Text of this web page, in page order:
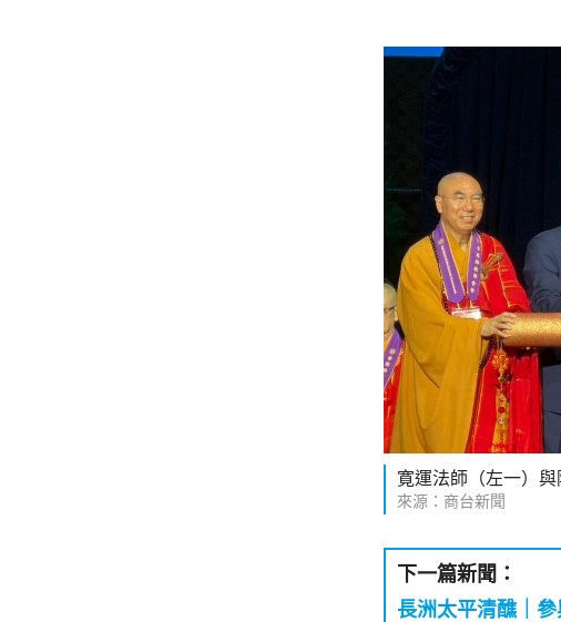
寛運法師（左一）
來源：商台新聞
下一篇新聞：
長洲太平清醮｜